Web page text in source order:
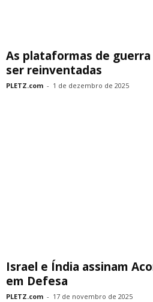
As plataformas de
ser reinventadas
PLETZ.com - 1 de dezembro de 2025
Israel e Índia assinam
em Defesa
PLETZ.com - 17 de novembro de 2025